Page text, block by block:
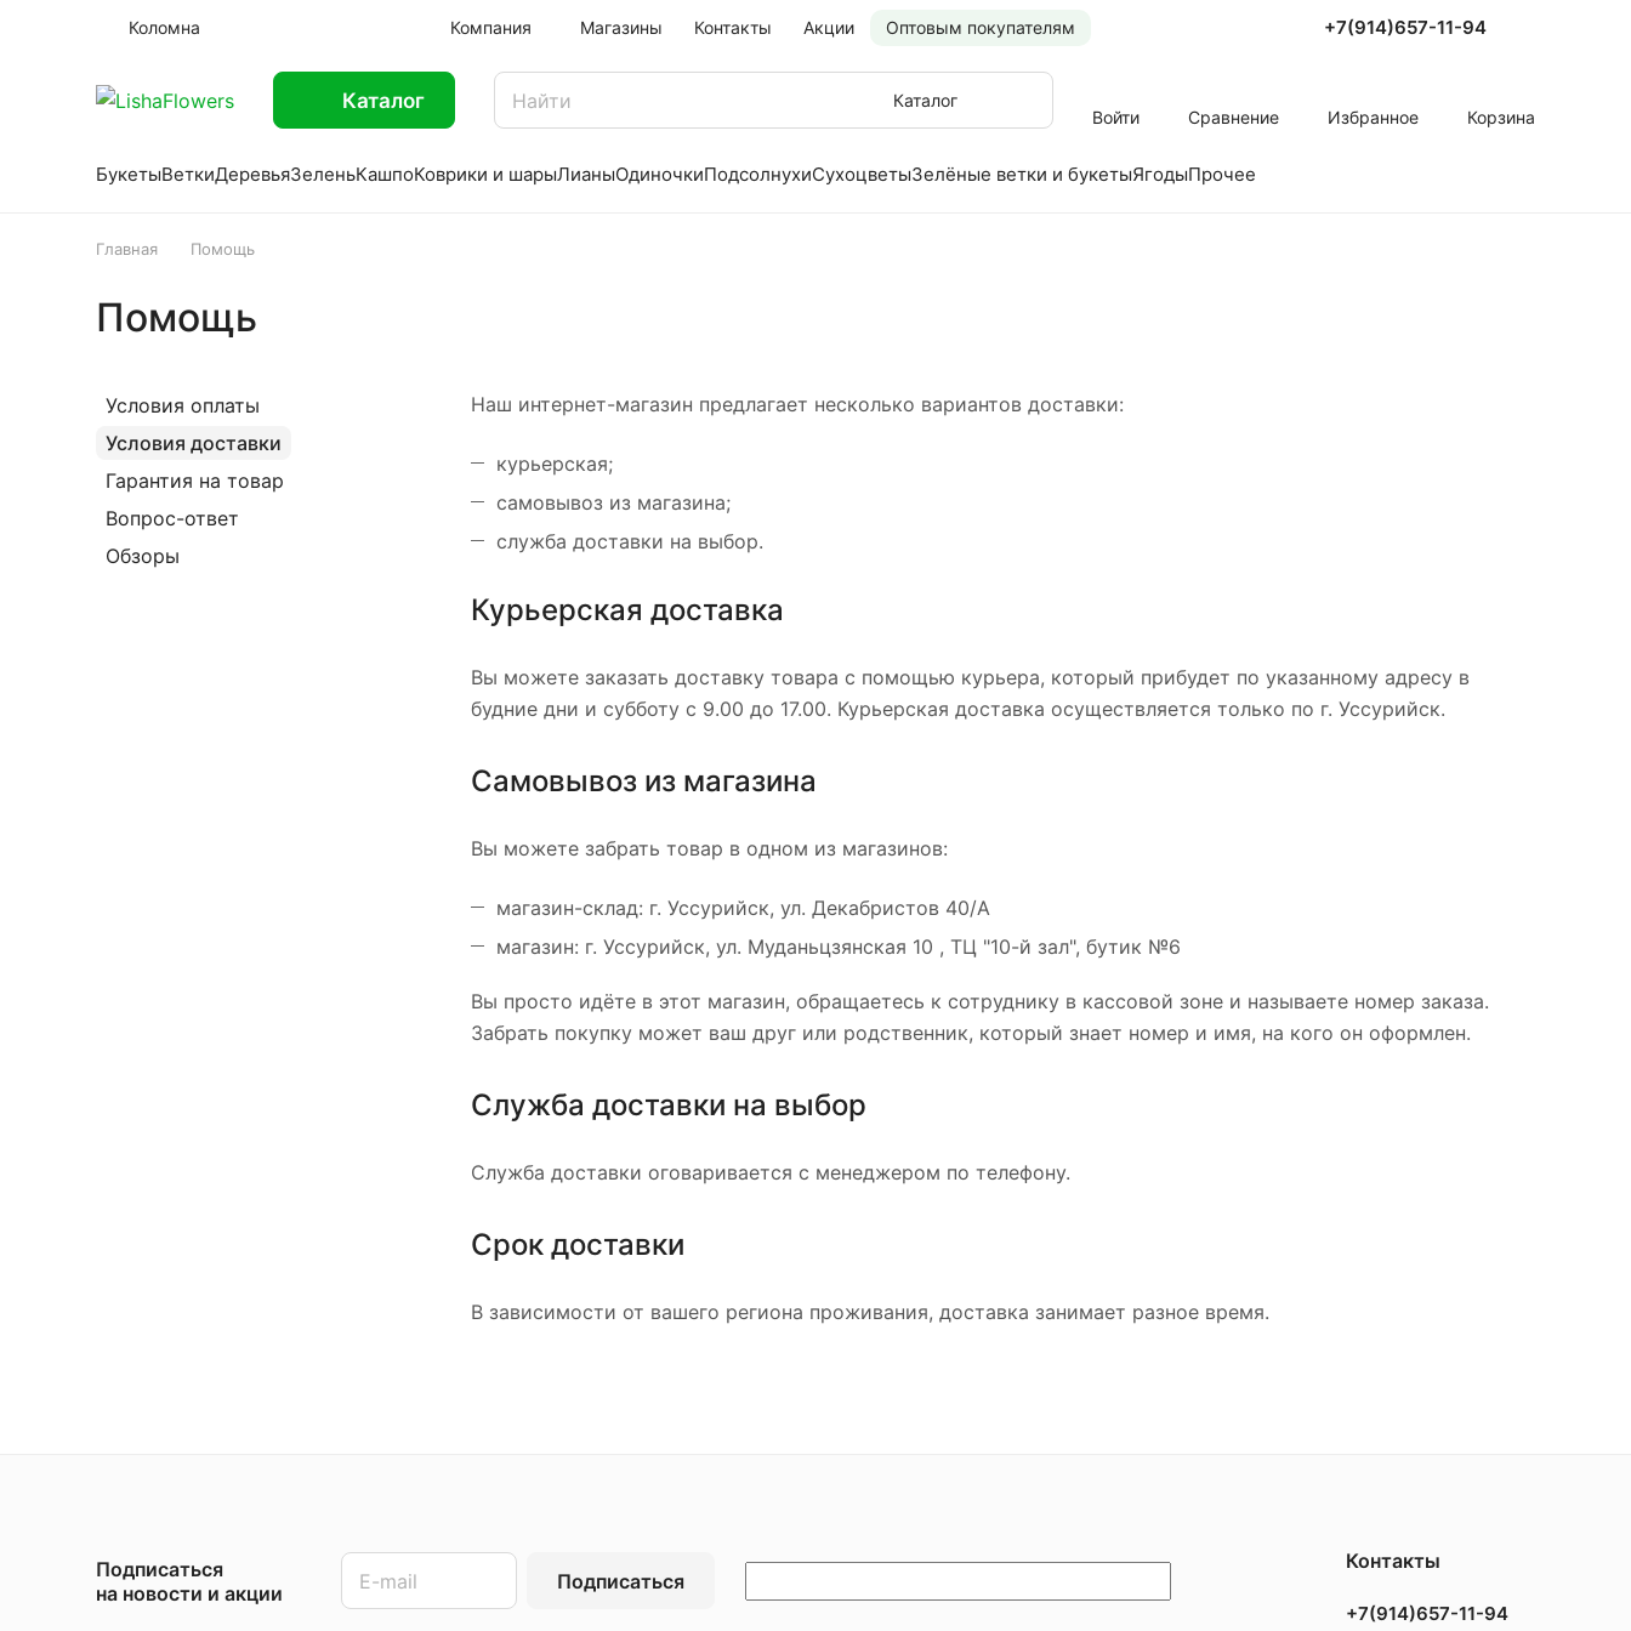
Коломна Компания Магазины Контакты Акции Оптовым покупателям +7(914)657-11-94
Каталог
Каталог
Войти
Сравнение Избранное Корзина
БукетыВеткиДеревьяЗеленьКашпоКоврики и шарыЛианыОдиночкиПодсолнухиСухоцветыЗелёные ветки и букетыЯгодыПрочее
Главная Помощь
Помощь
Наш интернет-магазин предлагает несколько вариантов доставки:
курьерская;
самовывоз из магазина;
служба доставки на выбор.
Курьерская доставка
Вы можете заказать доставку товара с помощью курьера, который прибудет по указанному адресу в
будние дни и субботу с 9.00 до 17.00. Курьерская доставка осуществляется только по г. Уссурийск.
Самовывоз из магазина
Вы можете забрать товар в одном из магазинов:
магазин-склад: г. Уссурийск, ул. Декабристов 40/А
магазин: г. Уссурийск, ул. Муданьцзянская 10 , ТЦ "10-й зал", бутик №6
Вы просто идёте в этот магазин, обращаетесь к сотруднику в кассовой зоне и называете номер заказа.
Забрать покупку может ваш друг или родственник, который знает номер и имя, на кого он оформлен.
Служба доставки на выбор
Служба доставки оговаривается с менеджером по телефону.
Срок доставки
В зависимости от вашего региона проживания, доставка занимает разное время.
Условия оплаты
Условия доставки
Гарантия на товар
Вопрос-ответ
Обзоры
Подписаться
на новости и акции
Подписаться
Контакты
+7(914)657-11-94